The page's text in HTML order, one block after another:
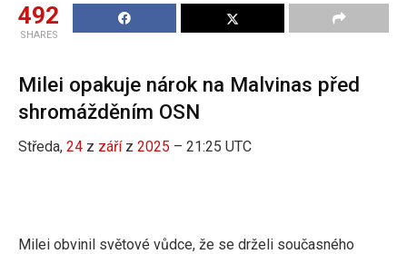
492
SHARES
Milei opakuje nárok na Malvinas před
shromážděním OSN
Středa, 24 z záříz 2025 – 21:25 UTC
Milei obvinil světové vůdce, že se drželi současného